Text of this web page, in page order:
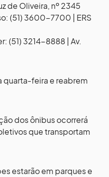
de Oliveira, nº 2345
(51) 3600-7700 | ERS
(51) 3214-8888 | Av.
quarta-feira e reabrem
dos ônibus ocorrerá
que transportam
estarão em parques e